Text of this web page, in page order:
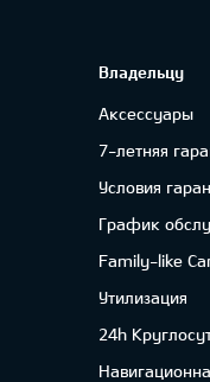
Владельцу
Аксессуары
7-летняя
Условия
График
Family-like
Утилизация
24h